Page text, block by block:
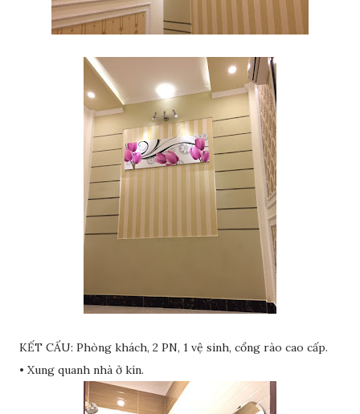
KẾT CẤU: Phòng khách, 2 PN, 1 vệ sinh, cổng rào cao cấp.
• Xung quanh nhà ở kín.